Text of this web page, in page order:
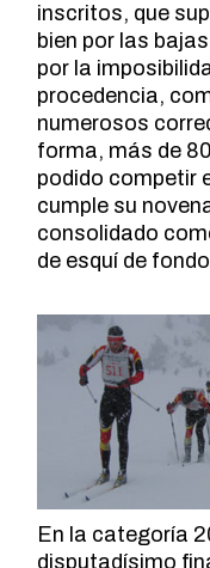
inscritos, que
bien por las
por la
procedencia,
numerosos
forma, más de
podido competir
cumple su
consolidado
de esquí de
En la categoría
disputadísimo